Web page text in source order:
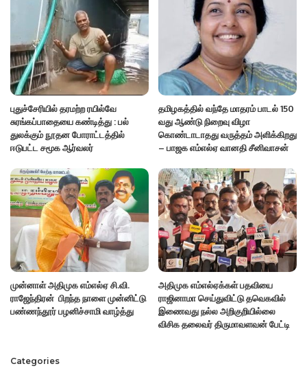
புதுச்சேரியில் தரமற்ற ரயில்வே
சுரங்கப்பாதையை கண்டித்து : பல்
துலக்கும் நூதன போராட்டத்தில்
ஈடுபட்ட சமூக ஆர்வலர்
தமிழகத்தில் வந்தே மாதரம் பாடல் 150
வது ஆண்டு நிறைவு விழா
கொண்டாடாதது வருத்தம் அளிக்கிறது
– பாஜக எம்எல்ஏ வானதி சீனிவாசன்
முன்னாள் அதிமுக எம்எல்ஏ சி.வி.
ராஜேந்திரன் பிறந்த நாளை முன்னிட்டு
பண்ணந்தூர் பழனிச்சாமி வாழ்த்து
அதிமுக எம்எல்ஏக்கள் பதவியை
ராஜினாமா செய்துவிட்டு தவெகவில்
இணைவது நல்ல அறிகுறியில்லை
விசிக தலைவர் திருமாவளவன் பேட்டி
Categories